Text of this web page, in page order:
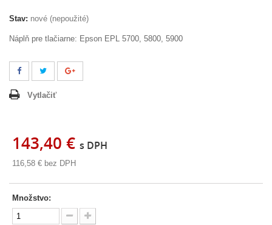
Stav: nové (nepoužité)
Náplň pre tlačiarne: Epson EPL 5700, 5800, 5900
Vytlačiť
143,40 € s DPH
116,58 € bez DPH
Množstvo: